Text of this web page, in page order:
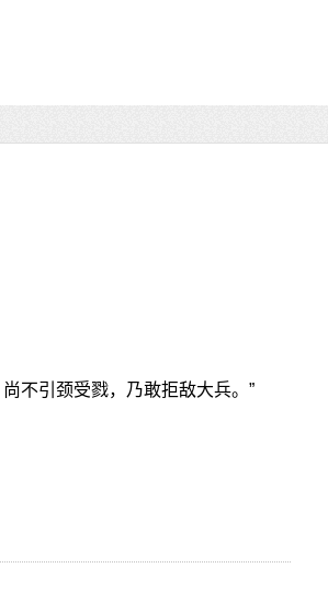
不引颈受戮，乃敢拒敌大兵。”